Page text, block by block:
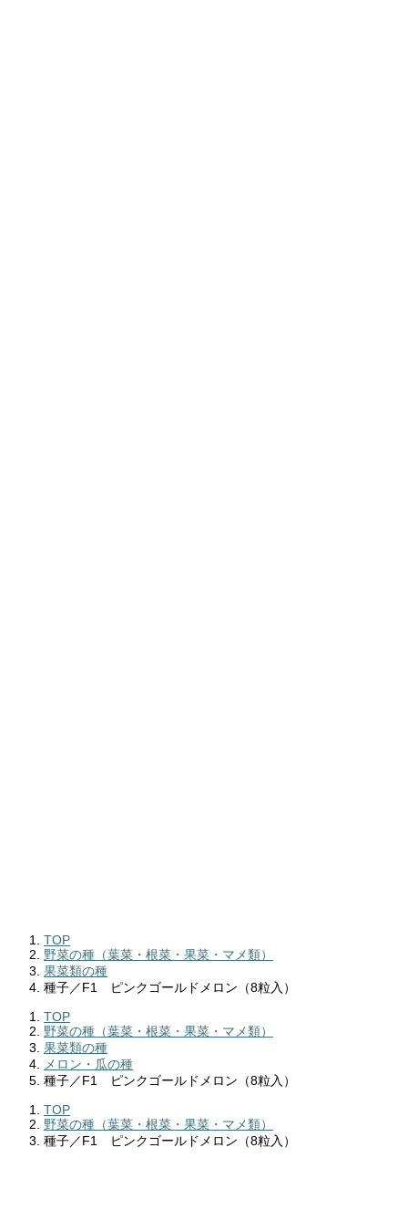
TOP
野菜の種（葉菜・根菜・果菜・マメ類）
果菜類の種
種子／F1 ピンクゴールドメロン（8粒入）
TOP
野菜の種（葉菜・根菜・果菜・マメ類）
果菜類の種
メロン・瓜の種
種子／F1 ピンクゴールドメロン（8粒入）
TOP
野菜の種（葉菜・根菜・果菜・マメ類）
種子／F1 ピンクゴールドメロン（8粒入）